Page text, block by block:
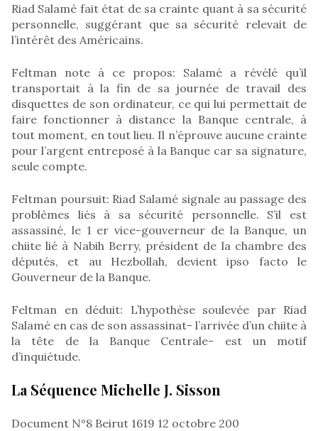
Riad Salamé fait état de sa crainte quant à sa sécurité
personnelle, suggérant que sa sécurité relevait de
l’intérêt des Américains.
Feltman note à ce propos: Salamé a révélé qu’il
transportait à la fin de sa journée de travail des
disquettes de son ordinateur, ce qui lui permettait de
faire fonctionner à distance la Banque centrale, à
tout moment, en tout lieu. Il n’éprouve aucune crainte
pour l’argent entreposé à la Banque car sa signature,
seule compte.
Feltman poursuit: Riad Salamé signale au passage des
problèmes liés à sa sécurité personnelle. S’il est
assassiné, le 1 er vice-gouverneur de la Banque, un
chiite lié à Nabih Berry, président de la chambre des
députés, et au Hezbollah, devient ipso facto le
Gouverneur de la Banque.
Feltman en déduit: L’hypothèse soulevée par Riad
Salamé en cas de son assassinat- l’arrivée d’un chiite à
la tête de la Banque Centrale- est un motif
d’inquiétude.
La Séquence Michelle J. Sisson
Document N°8 Beirut 1619 12 octobre 200